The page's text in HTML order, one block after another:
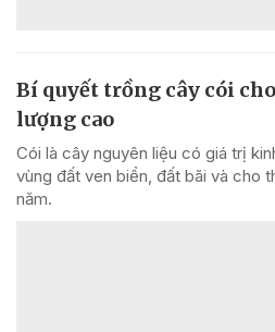
Bí quyết trồng cây cói
lượng cao
Cói là cây nguyên liệu có giá trị
vùng đất ven biển, đất bãi và cho
năm.